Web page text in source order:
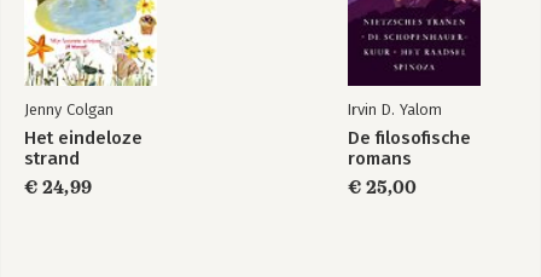
Jenny Colgan
Het eindeloze
strand
€ 24,99
Irvin D. Yalom
De filosofische
romans
€ 25,00